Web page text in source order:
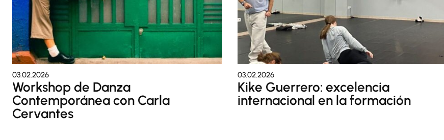
03.02.2026
Workshop de Danza
Contemporánea con Carla
Cervantes
03.02.2026
Kike Guerrero: excelencia
internacional en la formación